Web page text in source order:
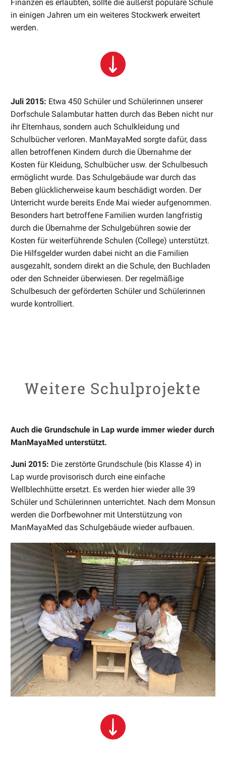
Finanzen es erlaubten, sollte die äußerst populäre Schule
in einigen Jahren um ein weiteres Stockwerk erweitert
werden.
Juli 2015: Etwa 450 Schüler und Schülerinnen unserer
Dorfschule Salambutar hatten durch das Beben nicht nur
ihr Elternhaus, sondern auch Schulkleidung und
Schulbücher verloren. ManMayaMed sorgte dafür, dass
allen betroffenen Kindern durch die Übernahme der
Kosten für Kleidung, Schulbücher usw. der Schulbesuch
ermöglicht wurde. Das Schulgebäude war durch das
Beben glücklicherweise kaum beschädigt worden. Der
Unterricht wurde bereits Ende Mai wieder aufgenommen.
Besonders hart betroffene Familien wurden langfristig
durch die Übernahme der Schulgebühren sowie der
Kosten für weiterführende Schulen (College) unterstützt.
Die Hilfsgelder wurden dabei nicht an die Familien
ausgezahlt, sondern direkt an die Schule, den Buchladen
oder den Schneider überwiesen. Der regelmäßige
Schulbesuch der geförderten Schüler und Schülerinnen
wurde kontrolliert.
Weitere Schulprojekte
Auch die Grundschule in Lap wurde immer wieder durch
ManMayaMed unterstützt.
Juni 2015: Die zerstörte Grundschule (bis Klasse 4) in
Lap wurde provisorisch durch eine einfache
Wellblechhütte ersetzt. Es werden hier wieder alle 39
Schüler und Schülerinnen unterrichtet. Nach dem Monsun
werden die Dorfbewohner mit Unterstützung von
ManMayaMed das Schulgebäude wieder aufbauen.